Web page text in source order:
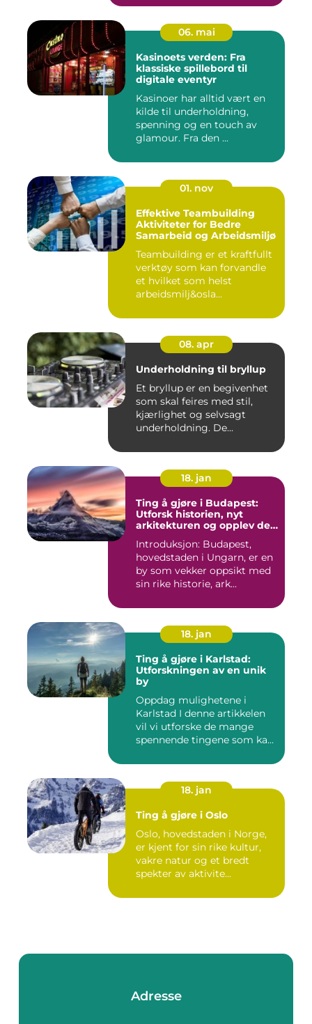
06. mai
Kasinoets verden: Fra
klassiske spillebord til
digitale eventyr
Kasinoer har alltid vært en
kilde til underholdning,
spenning og en touch av
glamour. Fra den ...
01. nov
Effektive Teambuilding
Aktiviteter for Bedre
Samarbeid og Arbeidsmiljø
Teambuilding er et kraftfullt
verktøy som kan forvandle
et hvilket som helst
arbeidsmilj&osla...
08. apr
Underholdning til bryllup
Et bryllup er en begivenhet
som skal feires med stil,
kjærlighet og selvsagt
underholdning. De...
18. jan
Ting å gjøre i Budapest:
Utforsk historien, nyt
arkitekturen og opplev det
Introduksjon: Budapest,
hovedstaden i Ungarn, er en
by som vekker oppsikt med
sin rike historie, ark...
18. jan
Ting å gjøre i Karlstad:
Utforskningen av en unik
by
Oppdag mulighetene i
Karlstad I denne artikkelen
vil vi utforske de mange
spennende tingene som kan
18. jan
Ting å gjøre i Oslo
Oslo, hovedstaden i Norge,
er kjent for sin rike kultur,
vakre natur og et bredt
spekter av aktivite...
Adresse